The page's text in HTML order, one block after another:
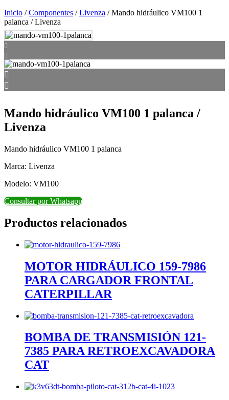
Inicio /Componentes /Livenza / Mando hidráulico VM100 1
palanca / Livenza
Mando hidráulico VM100 1 palanca /
Livenza
Mando hidráulico VM100 1 palanca
Marca: Livenza
Modelo: VM100
Consultar por Whatsapp
Productos relacionados
MOTOR HIDRÁULICO 159-7986
PARA CARGADOR FRONTAL
CATERPILLAR
BOMBA DE TRANSMISIÓN 121-
7385 PARA RETROEXCAVADORA
CAT